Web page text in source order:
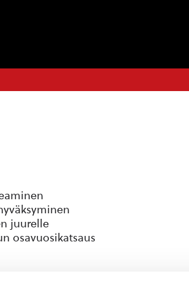
juurelle
osavuosikatsaus
ELY:n ja Pohjois-Savon